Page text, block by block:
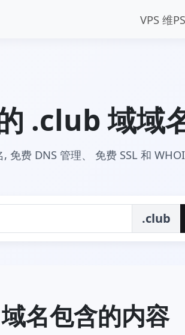
VPS 维PS
.club 域域
免费 DNS 管理、 免费 SSL 和
.club
名包含的内容